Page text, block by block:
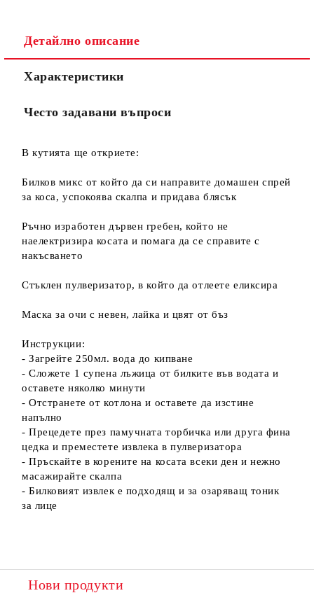
Детайлно описание
Характеристики
Често задавани въпроси
В кутията ще откриете:
Билков микс от който да си направите домашен спрей
за коса, успокоява скалпа и придава блясък
Ръчно изработен дървен гребен, който не
наелектризира косата и помага да се справите с
накъсването
Стъклен пулверизатор, в който да отлеете еликсира
Маска за очи с невен, лайка и цвят от бъз
Инструкции:
- Загрейте 250мл. вода до кипване
- Сложете 1 супена лъжица от билките във водата и
оставете няколко минути
- Отстранете от котлона и оставете да изстине
напълно
- Прецедете през памучната торбичка или друга фина
цедка и преместете извлека в пулверизатора
- Пръскайте в корените на косата всеки ден и нежно
масажирайте скалпа
- Билковият извлек е подходящ и за озаряващ тоник
за лице
Нови продукти